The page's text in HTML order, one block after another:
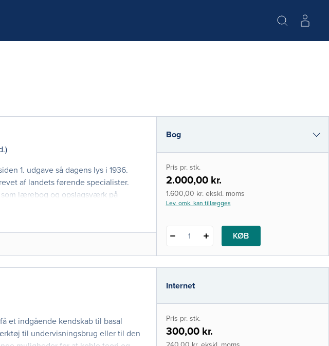
1. udgave så dagens lys i 1936.
af landets førende specialister.
lærebog og opslagsværk på
Bog
e-bog (epub3)
i-bog
Pris pr. stk.
2.000,00 kr.
1.600,00 kr. ekskl. moms
Lev. omk. kan tillægges
1 KØB
et indgående kendskab til basal
til undervisningsbrug eller til den
Internet
Pris pr. stk.
300,00 kr.